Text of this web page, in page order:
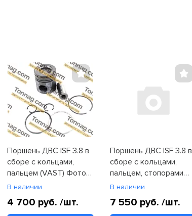
Поршень ДВС ISF 3.8 в
сборе с кольцами,
пальцем (VAST) Фотон
1051, 1061, 1069, 1089,
В наличии
4 700 руб./шт.
Поршень ДВС ISF 3.8 в
сборе с кольцами,
пальцем, стопорами
Фотон 1051, 1061, 1069,
(2881748)
В наличии
7 550 руб. /шт.